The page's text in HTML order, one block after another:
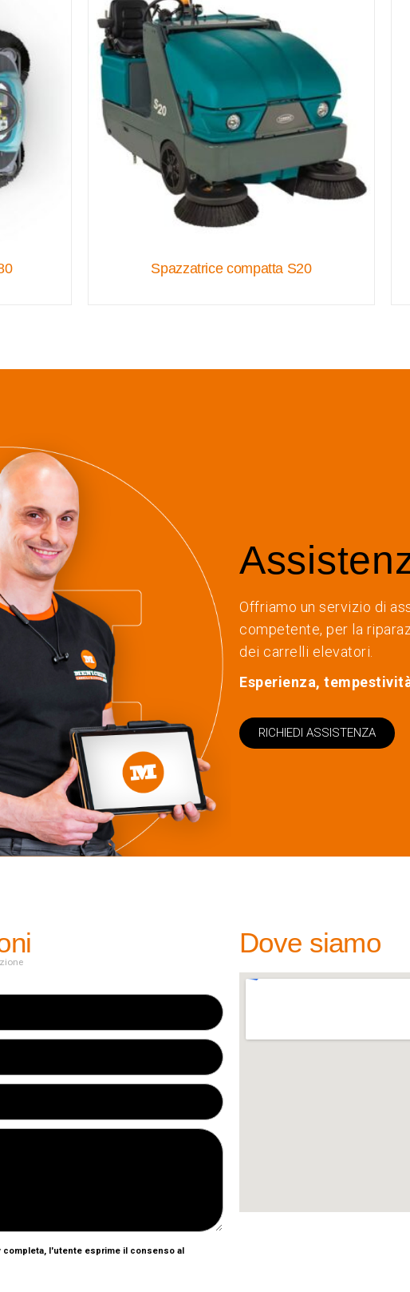
Spazzatrice compatta S20
Offriamo un servizio di
competente, per la
dei carrelli elevatori.
Esperienza,
RICHIEDI ASSISTENZA
completa, l'utente esprime il consenso al
Dove siamo